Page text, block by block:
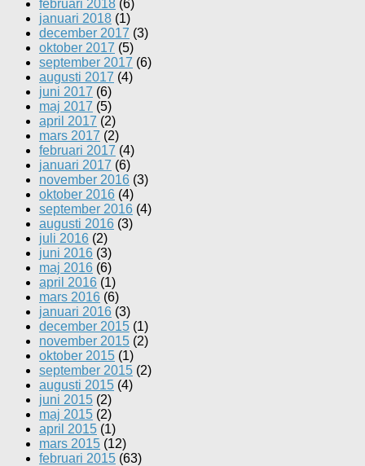
februari 2018 (6)
januari 2018 (1)
december 2017 (3)
oktober 2017 (5)
september 2017 (6)
augusti 2017 (4)
juni 2017 (6)
maj 2017 (5)
april 2017 (2)
mars 2017 (2)
februari 2017 (4)
januari 2017 (6)
november 2016 (3)
oktober 2016 (4)
september 2016 (4)
augusti 2016 (3)
juli 2016 (2)
juni 2016 (3)
maj 2016 (6)
april 2016 (1)
mars 2016 (6)
januari 2016 (3)
december 2015 (1)
november 2015 (2)
oktober 2015 (1)
september 2015 (2)
augusti 2015 (4)
juni 2015 (2)
maj 2015 (2)
april 2015 (1)
mars 2015 (12)
februari 2015 (63)